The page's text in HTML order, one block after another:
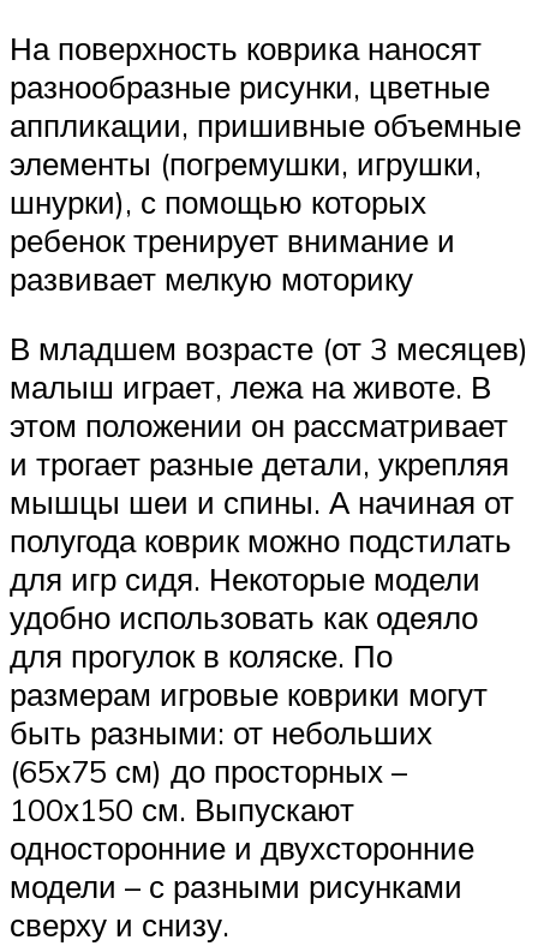
На поверхность коврика наносят
разнообразные рисунки, цветные
аппликации, пришивные объемные
элементы (погремушки, игрушки,
шнурки), с помощью которых
ребенок тренирует внимание и
развивает мелкую моторику
В младшем возрасте (от 3 месяцев)
малыш играет, лежа на животе. В
этом положении он рассматривает
и трогает разные детали, укрепляя
мышцы шеи и спины. А начиная от
полугода коврик можно подстилать
для игр сидя. Некоторые модели
удобно использовать как одеяло
для прогулок в коляске. По
размерам игровые коврики могут
быть разными: от небольших
(65х75 см) до просторных –
100х150 см. Выпускают
односторонние и двухсторонние
модели – с разными рисунками
сверху и снизу.